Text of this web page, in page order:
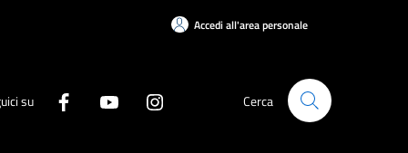
Accedi all'area personale
su Cerca